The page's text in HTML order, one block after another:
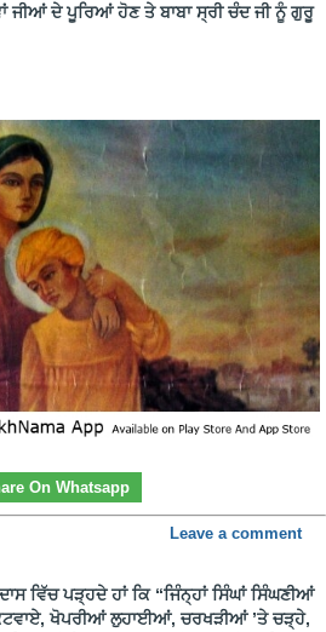
ਜੀਆਂ ਦੇ ਪੂਰਿਆਂ ਹੋਣ ਤੇ ਬਾਬਾ ਸ੍ਰੀ ਚੰਦ ਜੀ ਨੂੰ ਗੁਰੂ
On Whatsapp
Leave a comment
ਵਿੱਚ ਪੜ੍ਹਦੇ ਹਾਂ ਕਿ “ਜਿੰਨ੍ਹਾਂ ਸਿੰਘਾਂ ਸਿੰਘਣੀਆਂ
ਖੋਪਰੀਆਂ ਲੁਹਾਈਆਂ, ਚਰਖੜੀਆਂ ’ਤੇ ਚੜ੍ਹੇ,